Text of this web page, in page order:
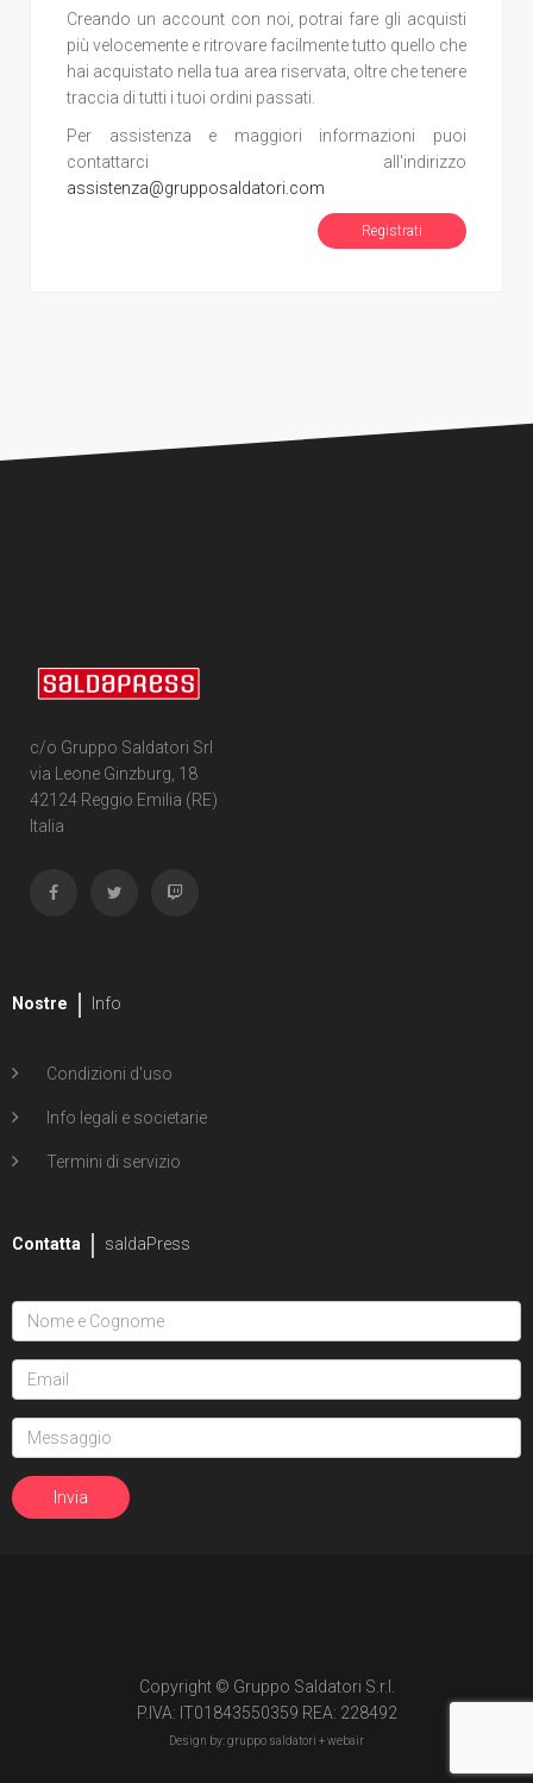
Creando un account con noi, potrai fare gli acquisti
più velocemente e ritrovare facilmente tutto quello che
hai acquistato nella tua area riservata, oltre che tenere
traccia di tutti i tuoi ordini passati.
Per assistenza e maggiori informazioni puoi
contattarci all'indirizzo
assistenza@grupposaldatori.com
Registrati
c/o Gruppo Saldatori Srl
via Leone Ginzburg, 18
42124 Reggio Emilia (RE)
Italia
Nostre Info
Condizioni d'uso
Info legali e societarie
Termini di servizio
Contatta saldaPress
Copyright © Gruppo Saldatori S.r.l.
P.IVA: IT01843550359 REA: 228492
Design by: gruppo saldatori +webair